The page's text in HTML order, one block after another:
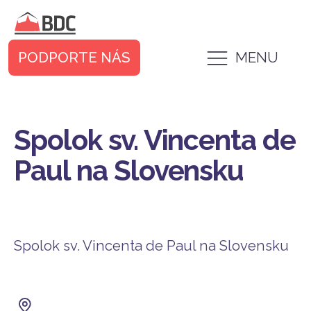
MENU
PODPORTE NÁS
Spolok sv. Vincenta de
Paul na Slovensku
Spolok sv. Vincenta de Paul na Slovensku